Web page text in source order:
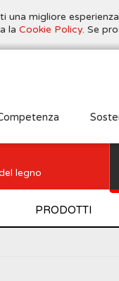
una migliore
la Cookie Policy. Se
legno
PRODOTTI